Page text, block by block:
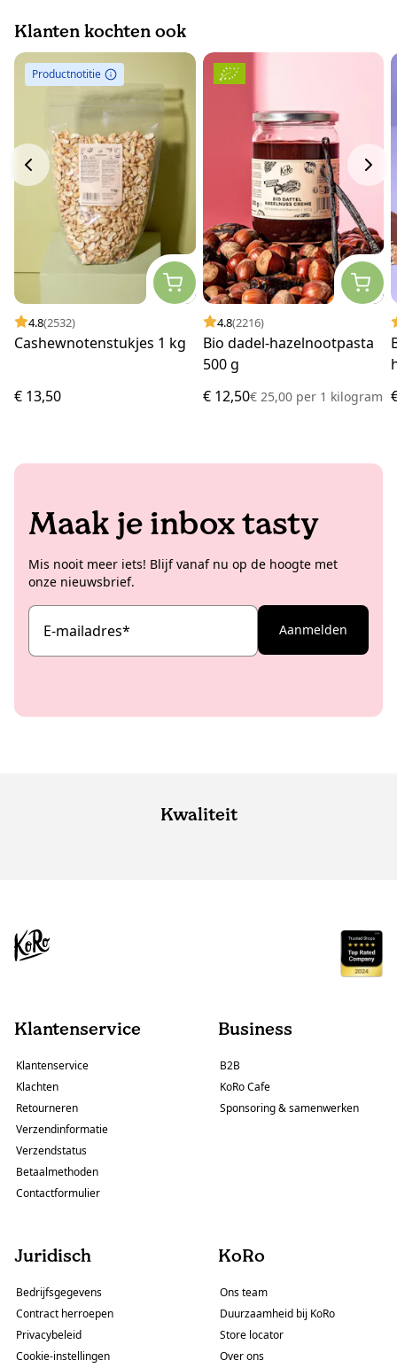
Klanten kochten ook
Productnotitie
4.8(2532)
Cashewnotenstukjes 1 kg
€ 13,50
4.8(2216)
Bio dadel-hazelnootpasta
500 g
€ 12,50€ 25,00 per1 kilogram
Maak je inbox tasty
Mis nooit meer iets! Blijf vanaf nu op de hoogte met
onze nieuwsbrief.
E-mailadres* Aanmelden
Kwaliteit
Klantenservice
Klantenservice
Klachten
Retourneren
Verzendinformatie
Verzendstatus
Betaalmethoden
Contactformulier
Business
B2B
KoRo Cafe
Sponsoring & samenwerken
Juridisch
Bedrijfsgegevens
Contract herroepen
Privacybeleid
Cookie-instellingen
KoRo
Ons team
Duurzaamheid bij KoRo
Store locator
Over ons